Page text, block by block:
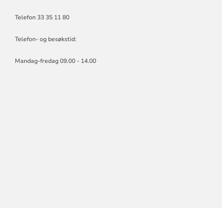
Telefon 33 35 11 80
Telefon- og besøkstid:
Mandag-fredag 09.00 - 14.00